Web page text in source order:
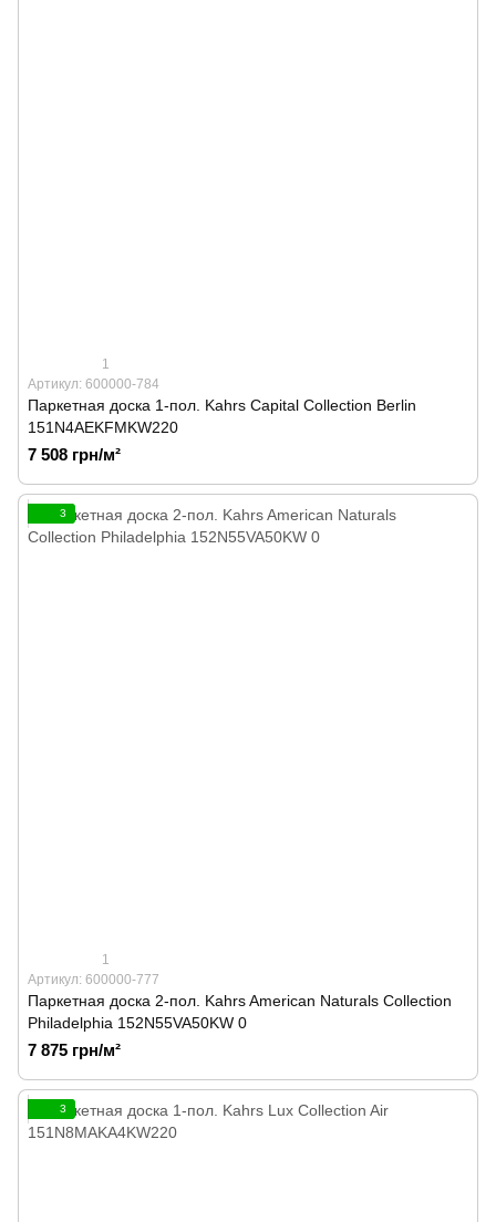
1
Артикул: 600000-784
Паркетная доска 1-пол. Kahrs Capital Collection Berlin
151N4AEKFMKW220
7 508 грн/м²
3
1
Артикул: 600000-777
Паркетная доска 2-пол. Kahrs American Naturals Collection
Philadelphia 152N55VA50KW 0
7 875 грн/м²
3